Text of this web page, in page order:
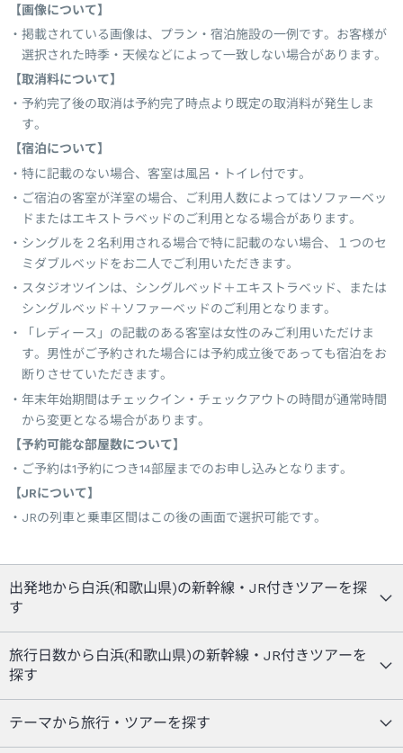
【画像について】
掲載されている画像は、プラン・宿泊施設の一例です。お客様が
選択された時季・天候などによって一致しない場合があります。
【取消料について】
予約完了後の取消は予約完了時点より既定の取消料が発生しま
す。
【宿泊について】
特に記載のない場合、客室は風呂・トイレ付です。
ご宿泊の客室が洋室の場合、ご利用人数によってはソファーベッ
ドまたはエキストラベッドのご利用となる場合があります。
シングルを２名利用される場合で特に記載のない場合、１つのセ
ミダブルベッドをお二人でご利用いただきます。
スタジオツインは、シングルベッド＋エキストラベッド、または
シングルベッド＋ソファーベッドのご利用となります。
「レディース」の記載のある客室は女性のみご利用いただけま
す。男性がご予約された場合には予約成立後であっても宿泊をお
断りさせていただきます。
年末年始期間はチェックイン・チェックアウトの時間が通常時間
から変更となる場合があります。
【予約可能な部屋数について】
ご予約は1予約につき14部屋までのお申し込みとなります。
【JRについて】
JRの列車と乗車区間はこの後の画面で選択可能です。
出発地から白浜(和歌山県)の新幹線・JR付きツアーを探
す
旅行日数から白浜(和歌山県)の新幹線・JR付きツアーを
探す
テーマから旅行・ツアーを探す